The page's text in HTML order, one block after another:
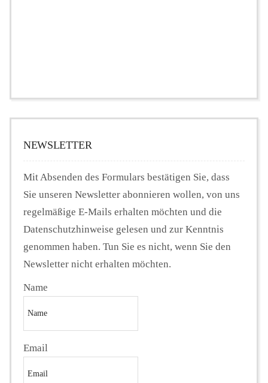
NEWSLETTER
Mit Absenden des Formulars bestätigen Sie, dass
Sie unseren Newsletter abonnieren wollen, von uns
regelmäßige E-Mails erhalten möchten und die
Datenschutzhinweise gelesen und zur Kenntnis
genommen haben. Tun Sie es nicht, wenn Sie den
Newsletter nicht erhalten möchten.
Name
Email